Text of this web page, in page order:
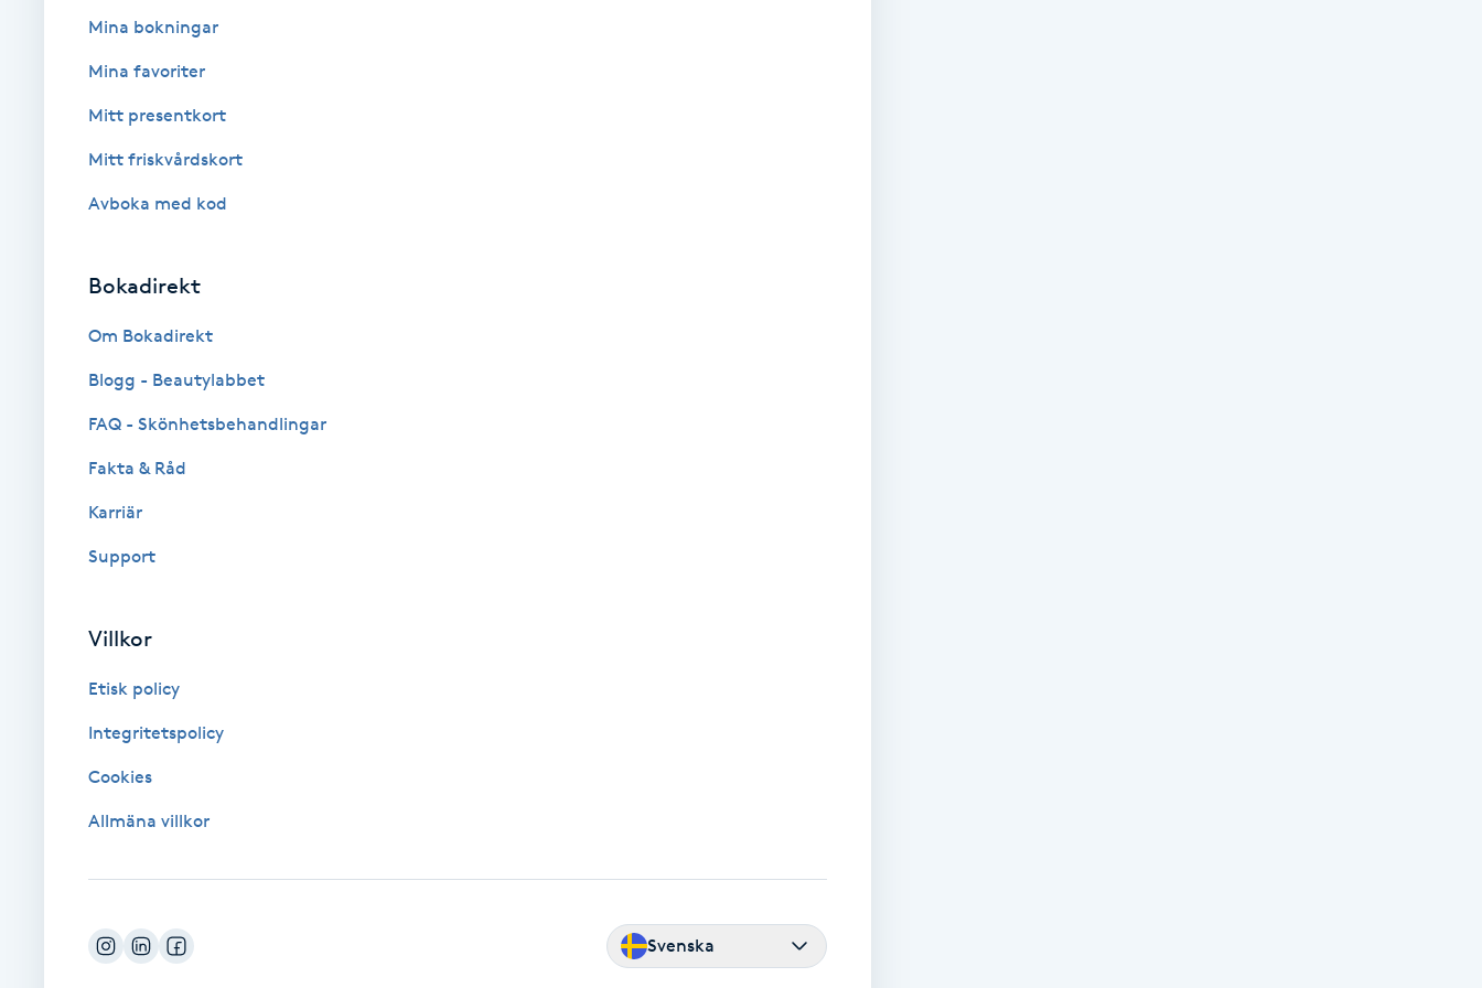
Faceliftmassage
Fet hårbotten
Fettreducering
Fibromassage
Fotmassage
Fotsvamp
Fransfärgning
Fransförlängning
Fransförlängning Volym
Mina bokningar
Mina favoriter
Mitt presentkort
Mitt friskvårdskort
Avboka med kod
Bokadirekt
Om Bokadirekt
Blogg - Beautylabbet
FAQ - Skönhetsbehandlingar
Fakta & Råd
Karriär
Support
Villkor
Etisk policy
Integritetspolicy
Cookies
Allmäna villkor
Svenska